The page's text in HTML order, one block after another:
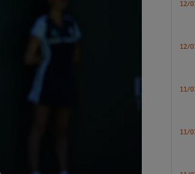
12/
12/
11/
11/